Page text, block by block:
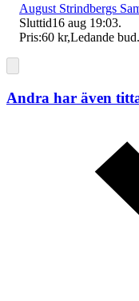
August Strindbergs
Sluttid16 aug 19:03.
Pris:60 kr,Ledande bud.
Andra har även